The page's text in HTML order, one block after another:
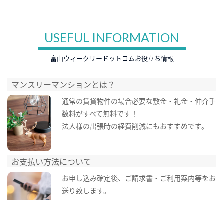
USEFUL INFORMATION
富山ウィークリードットコムお役立ち情報
マンスリーマンションとは？
通常の賃貸物件の場合必要な敷金・礼金・仲介手
数料がすべて無料です！
法人様の出張時の経費削減にもおすすめです。
お支払い方法について
お申し込み確定後、ご請求書・ご利用案内等をお
送り致します。